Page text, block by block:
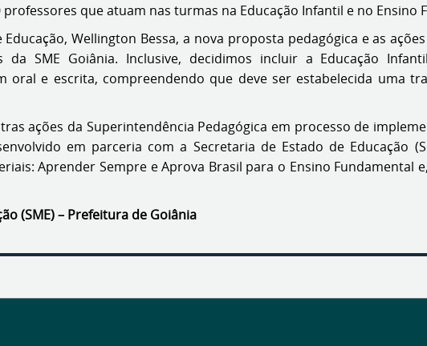
professores que atuam nas turmas na Educação Infantil e no
Wellington Bessa, a nova proposta pedagógica e as
da SME Goiânia. Inclusive, decidimos incluir a Educação
oral e escrita, compreendendo que deve ser estabelecida uma
ações da Superintendência Pedagógica em processo de
em parceria com a Secretaria de Estado de Educação
Aprender Sempre e Aprova Brasil para o Ensino Fundamental
(SME) – Prefeitura de Goiânia